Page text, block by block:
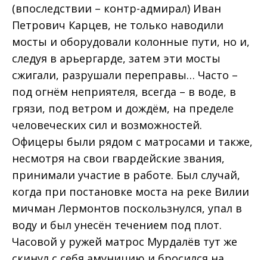
(впоследствии – контр-адмирал) Иван
Петрович Карцев, не только наводили
мосты и оборудовали колонные пути, но и,
следуя в арьергарде, затем эти мосты
сжигали, разрушали переправы… Часто –
под огнём неприятеля, всегда – в воде, в
грязи, под ветром и дождём, на пределе
человеческих сил и возможностей.
Офицеры были рядом с матросами и также,
несмотря на свои гвардейские звания,
принимали участие в работе. Был случай,
когда при постановке моста на реке Вилии
мичман Лермонтов поскользнулся, упал в
воду и был унесён течением под плот.
Часовой у ружей матрос Мурдалёв тут же